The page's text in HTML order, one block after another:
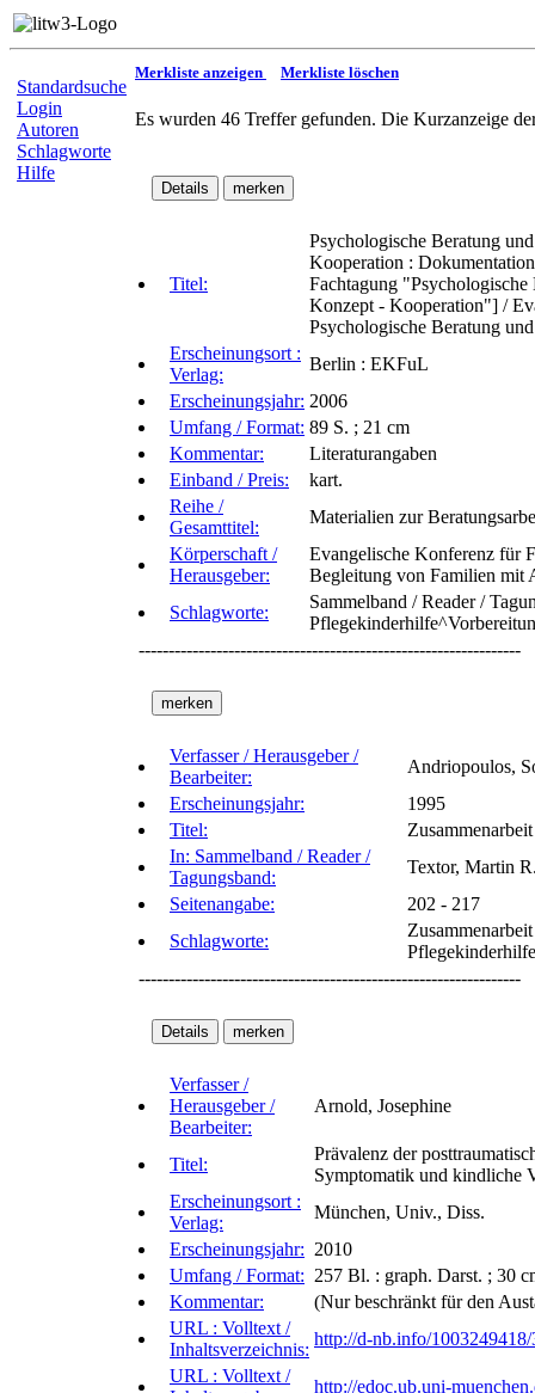
Standardsuche
Login
Autoren
Schlagworte
Hilfe
Merkliste anzeigen Merkliste löschen
Es wurden 46 Treffer gefunden. Die Kurzanzeige
Titel:
Psychologische Beratung
Kooperation :
Fachtagung
Konzept - Kooperation"] /
Psychologische Beratung
Erscheinungsort :
Verlag:
Berlin : EKFuL
Erscheinungsjahr: 2006
Umfang / Format: 89 S. ; 21 cm
Kommentar:
Literaturangaben
Einband / Preis:
kart.
Reihe /
Gesamttitel:
Materialien zur
Körperschaft /
Herausgeber:
Evangelische Konferenz für
Begleitung von Familien mit
Schlagworte:
Sammelband / Reader /
----------------------------------------------------------------
Verfasser / Herausgeber /
Bearbeiter:
Andriopoulos,
Erscheinungsjahr:
1995
Titel:
In: Sammelband / Reader /
Tagungsband:
Textor, Martin
Seitenangabe:
202 - 217
Schlagworte:
----------------------------------------------------------------
Verfasser /
Herausgeber /
Bearbeiter:
Arnold, Josephine
Titel:
Prävalenz der
Symptomatik und kindliche
Erscheinungsort :
Verlag:
München, Univ., Diss.
Erscheinungsjahr: 2010
Umfang / Format: 257 Bl. : graph. Darst. ; 30
Kommentar:
(Nur beschränkt für den
URL : Volltext /
Inhaltsverzeichnis:
http://d-nb.info/1003249418/
URL : Volltext /
http://edoc.ub.uni-